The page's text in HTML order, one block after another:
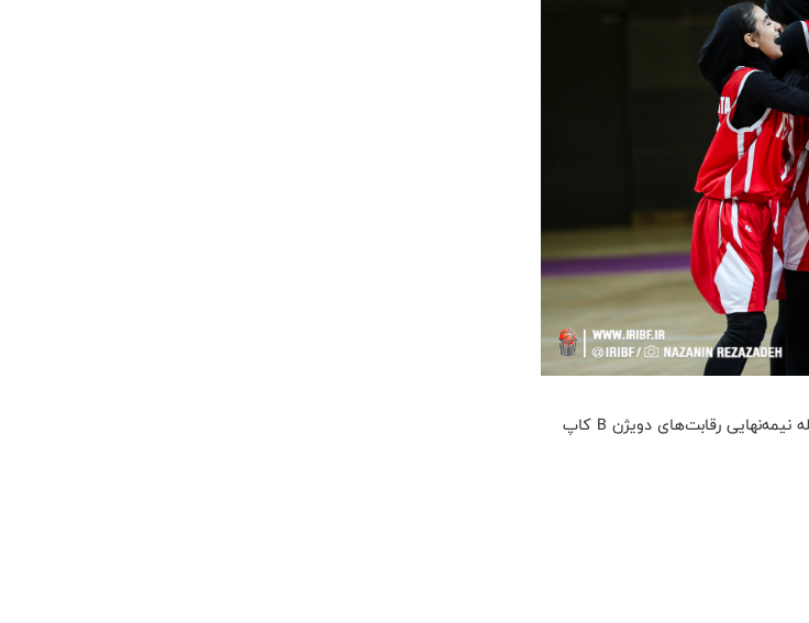
به گزارش روابط عمومی فدراسیون بسکتبال، تیم ملی زیر ۱۸ سال دختران ایران در مرحله نیمه‌نهایی رقابت‌های دویژن B کاپ